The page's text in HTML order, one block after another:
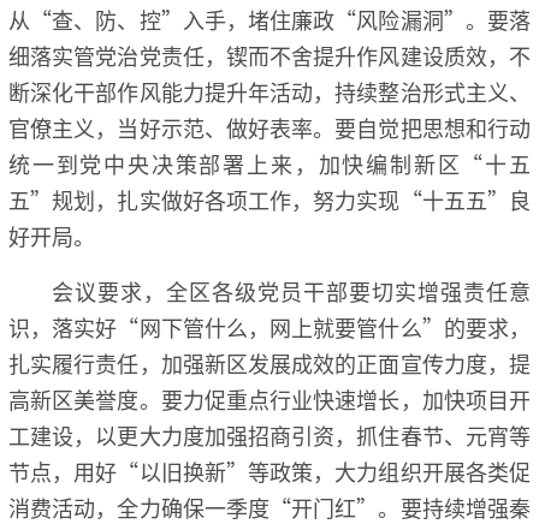
从“查、防、控”入手，堵住廉政“风险漏洞”。要落
细落实管党治党责任，锲而不舍提升作风建设质效，不
断深化干部作风能力提升年活动，持续整治形式主义、
官僚主义，当好示范、做好表率。要自觉把思想和行动
统一到党中央决策部署上来，加快编制新区“十五
五”规划，扎实做好各项工作，努力实现“十五五”良
好开局。
会议要求，全区各级党员干部要切实增强责任意
识，落实好“网下管什么，网上就要管什么”的要求，
扎实履行责任，加强新区发展成效的正面宣传力度，提
高新区美誉度。要力促重点行业快速增长，加快项目开
工建设，以更大力度加强招商引资，抓住春节、元宵等
节点，用好“以旧换新”等政策，大力组织开展各类促
消费活动，全力确保一季度“开门红”。要持续增强秦